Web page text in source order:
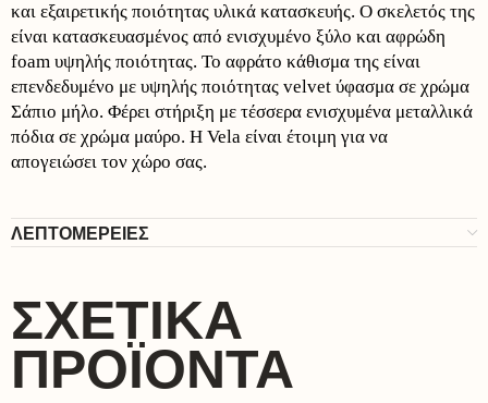
και εξαιρετικής ποιότητας υλικά κατασκευής. Ο σκελετός της
είναι κατασκευασμένος από ενισχυμένο ξύλο και αφρώδη
foam υψηλής ποιότητας. Το αφράτο κάθισμα της είναι
επενδεδυμένο με υψηλής ποιότητας velvet ύφασμα σε χρώμα
Σάπιο μήλο. Φέρει στήριξη με τέσσερα ενισχυμένα μεταλλικά
πόδια σε χρώμα μαύρο. Η Vela είναι έτοιμη για να
απογειώσει τον χώρο σας.
ΛΕΠΤΟΜΕΡΕΙΕΣ
ΣΧΕΤΙΚΆ
ΠΡΟΪΌΝΤΑ